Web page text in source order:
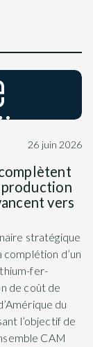
26 juin 2026
production
vers
stratégique
complétion d’un
fer-
de coût de
du
l’objectif de
CAM